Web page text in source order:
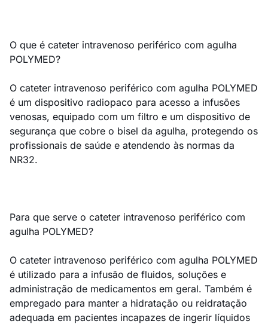
O que é cateter intravenoso periférico com agulha
POLYMED?
O cateter intravenoso periférico com agulha POLYMED
é um dispositivo radiopaco para acesso a infusões
venosas, equipado com um filtro e um dispositivo de
segurança que cobre o bisel da agulha, protegendo os
profissionais de saúde e atendendo às normas da
NR32.
Para que serve o cateter intravenoso periférico com
agulha POLYMED?
O cateter intravenoso periférico com agulha POLYMED
é utilizado para a infusão de fluidos, soluções e
administração de medicamentos em geral. Também é
empregado para manter a hidratação ou reidratação
adequada em pacientes incapazes de ingerir líquidos